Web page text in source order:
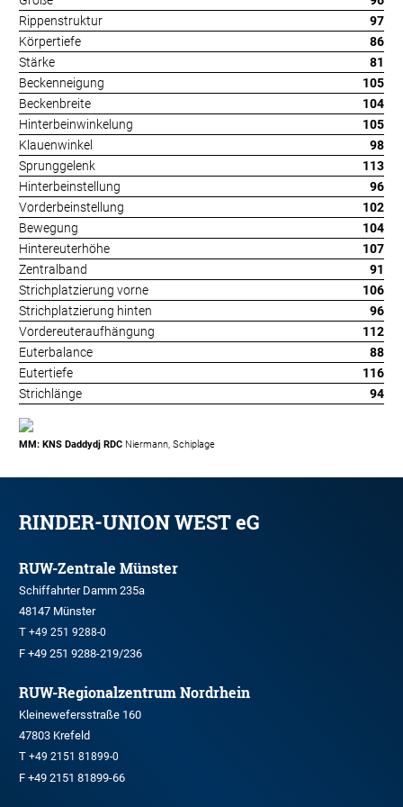
Rippenstruktur
97
Körpertiefe
86
Stärke
81
Beckenneigung
105
Beckenbreite
104
Hinterbeinwinkelung
105
Klauenwinkel
98
Sprunggelenk
113
Hinterbeinstellung
96
Vorderbeinstellung
102
Bewegung
104
Hintereuterhöhe
107
Zentralband
91
Strichplatzierung vorne
106
Strichplatzierung hinten
96
Vordereuteraufhängung
112
Euterbalance
88
Eutertiefe
116
Strichlänge
94
MM: KNS Daddydj RDC Niermann, Schiplage
RINDER-UNION WEST eG
RUW-Zentrale Münster
Schiffahrter Damm 235a
48147 Münster
T +49 251 9288-0
F +49 251 9288-219/236
RUW-Regionalzentrum Nordrhein
Kleinewefersstraße 160
47803 Krefeld
T +49 2151 81899-0
F +49 2151 81899-66